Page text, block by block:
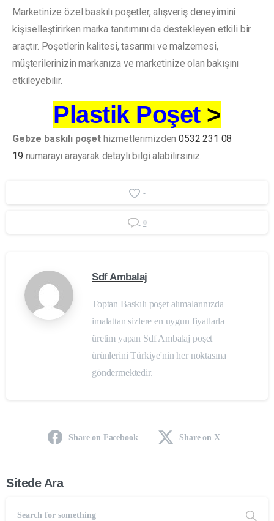
Marketinize özel baskılı poşetler, alışveriş deneyimini
kişiselleştirirken marka tanıtımını da destekleyen etkili bir
araçtır. Poşetlerin kalitesi, tasarımı ve malzemesi,
müşterilerinizin markanıza ve marketinize olan bakışını
etkileyebilir.
Plastik Poşet>
Gebze baskılı poşethizmetlerimizden0532 231 08
19 numarayı arayarak detaylı bilgi alabilirsiniz.
-
0
Sdf Ambalaj
Toptan Baskılı poşet alımalarınızda
imalattan sizlere en uygun fiyatlarla
üretim yapan Sdf Ambalaj poşet
ürünlerini Türkiye'nin her noktasına
göndermektedir.
Share on Facebook Share on X
Sitede Ara